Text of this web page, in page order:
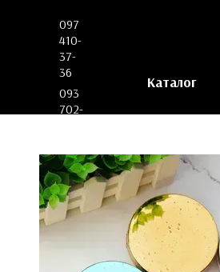
097
410-
37-
36
093
702-
Каталог